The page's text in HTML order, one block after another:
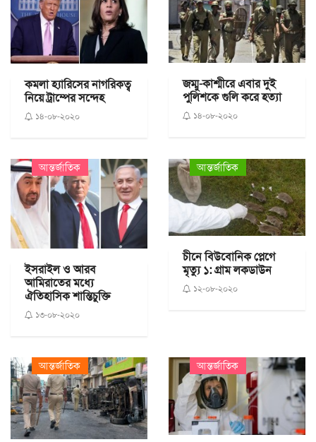
কমলা হ্যারিসের নাগরিকত্ব
নিয়ে ট্রাম্পের সন্দেহ
১৪-০৮-২০২০
জম্মু-কাশ্মীরে এবার দুই
পুলিশকে গুলি করে হত্যা
১৪-০৮-২০২০
আন্তর্জাতিক
ইসরাইল ও আরব
আমিরাতের মধ্যে
ঐতিহাসিক শান্তিচুক্তি
১৩-০৮-২০২০
আন্তর্জাতিক
চীনে বিউবোনিক প্লেগে
মৃত্যু ১: গ্রাম লকডাউন
১২-০৮-২০২০
আন্তর্জাতিক আন্তর্জাতিক